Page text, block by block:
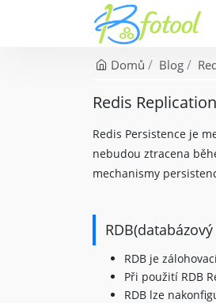
Domů Blog
Redis
Redis Persistence je
nebudou ztracena
mechanismy
RDB je
Při použití RDB
RDB lze